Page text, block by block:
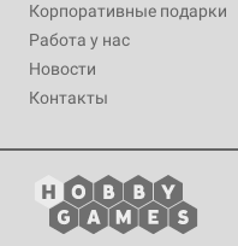
Корпоративные подарки
Работа у нас
Новости
Контакты